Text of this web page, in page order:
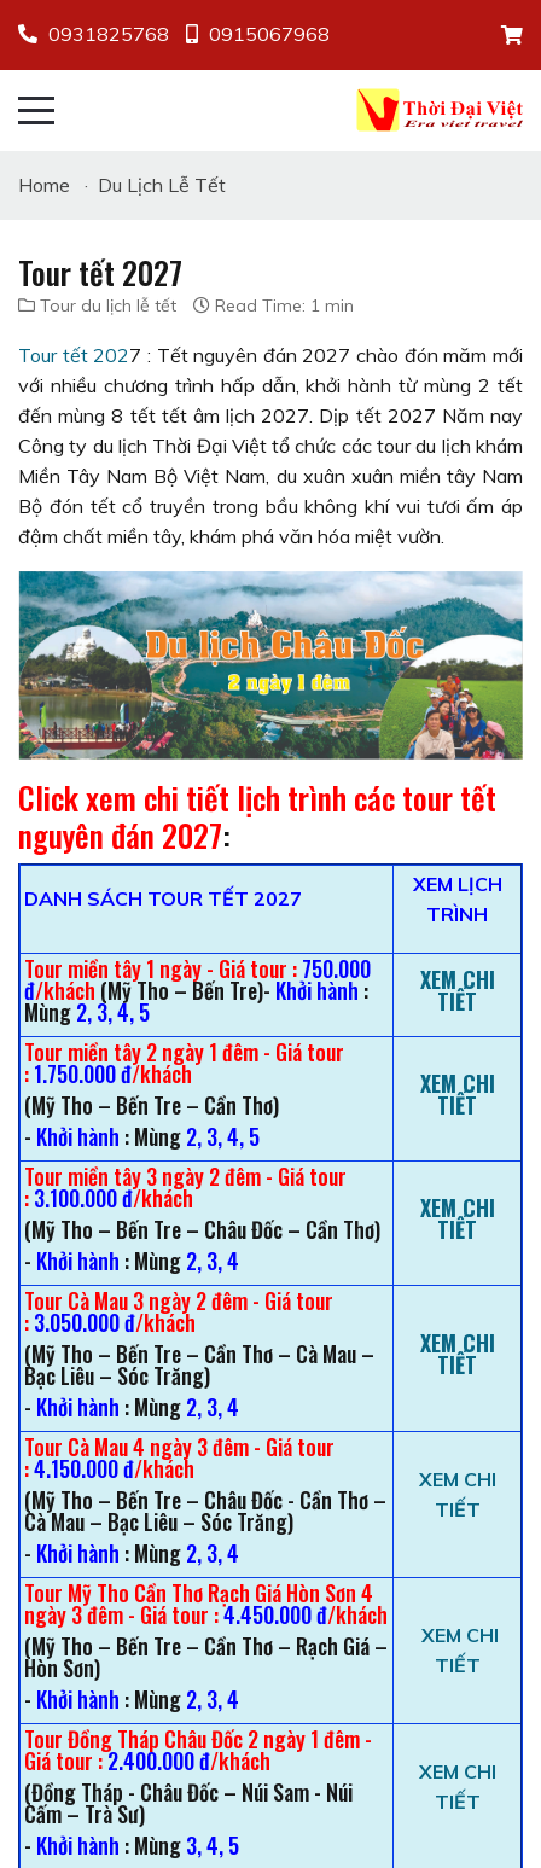
0931825768 0915067968
Home · Du Lịch Lễ Tết
Tour tết 2027
Tour du lịch lễ tết Read Time: 1 min
Tour tết 2027 : Tết nguyên đán 2027 chào đón măm mới
với nhiều chương trình hấp dẫn, khởi hành từ mùng 2 tết
đến mùng 8 tết tết âm lịch 2027. Dịp tết 2027 Năm nay
Công ty du lịch Thời Đại Việt tổ chức các tour du lịch khám
Miền Tây Nam Bộ Việt Nam, du xuân xuân miền tây Nam
Bộ đón tết cổ truyền trong bầu không khí vui tươi ấm áp
đậm chất miền tây, khám phá văn hóa miệt vườn.
Click xem chi tiết lịch trình các tour tết
nguyên đán 2027:
DANH SÁCH TOUR TẾT 2027
XEM LỊCH
TRÌNH
Tour miền tây 1 ngày - Giá tour :750.000
đ/khách (Mỹ Tho – Bến Tre)- Khởi hành :
Mùng2, 3, 4, 5
XEM CHI
TIẾT
Tour miền tây 2 ngày 1 đêm - Giá tour
:1.750.000 đ/khách
(Mỹ Tho – Bến Tre – Cần Thơ)
- Khởi hành : Mùng2, 3, 4, 5
XEM CHI
TIẾT
Tour miền tây 3 ngày 2 đêm - Giá tour
:3.100.000 đ/khách
(Mỹ Tho – Bến Tre – Châu Đốc – Cần Thơ)
- Khởi hành : Mùng2, 3, 4
XEM CHI
TIẾT
Tour Cà Mau 3 ngày 2 đêm - Giá tour
:3.050.000 đ/khách
(Mỹ Tho – Bến Tre – Cần Thơ – Cà Mau –
Bạc Liêu – Sóc Trăng)
- Khởi hành : Mùng2, 3, 4
XEM CHI
TIẾT
Tour Cà Mau 4 ngày 3 đêm - Giá tour
:4.150.000 đ/khách
(Mỹ Tho – Bến Tre – Châu Đốc - Cần Thơ –
Cà Mau – Bạc Liêu – Sóc Trăng)
- Khởi hành : Mùng2, 3, 4
XEM CHI
TIẾT
Tour Mỹ Tho Cần Thơ Rạch Giá Hòn Sơn 4
ngày 3 đêm - Giá tour :4.450.000 đ/khách
(Mỹ Tho – Bến Tre – Cần Thơ – Rạch Giá –
Hòn Sơn)
- Khởi hành : Mùng2, 3, 4
XEM CHI
TIẾT
Tour Đồng Tháp Châu Đốc 2 ngày 1 đêm -
Giá tour :2.400.000 đ/khách
(Đồng Tháp - Châu Đốc – Núi Sam - Núi
Cấm – Trà Sư)
- Khởi hành : Mùng3, 4, 5
XEM CHI
TIẾT